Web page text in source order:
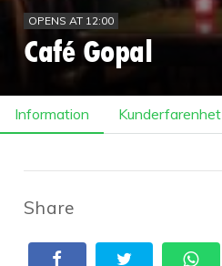
OPENS AT 12:00
Café Gopal
Information Kunderfarenhet
Share